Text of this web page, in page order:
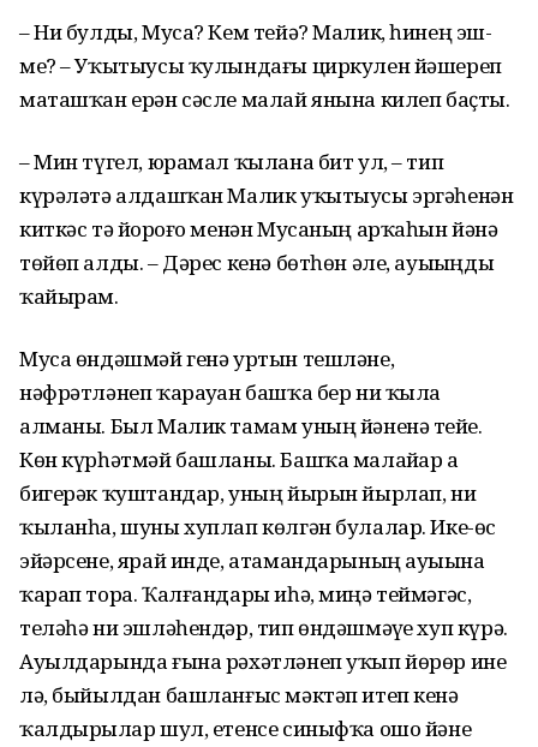
– Ни булды, Муса? Кем тейә? Малик, һинең эш­
ме? – Уҡытыусы ҡулындағы циркулен йәшереп
маташҡан ерән сәсле малай янына килеп баҫты.
– Мин түгел, юрамал ҡы­лана бит ул, – тип
күрәләтә алдаш­ҡан Малик уҡытыусы эргәһенән
киткәс тә йоҙроғо менән Мусаның арҡаһын йәнә
төйөп алды. – Дәрес кенә бөтһөн әле, ауыҙыңды
ҡайырам.
Муса өндәшмәй генә уртын тешләне,
нәфрәтләнеп ҡарауҙан башҡа бер ни ҡыла
алманы. Был Малик тамам уның йәненә тейҙе.
Көн күрһәтмәй башланы. Башҡа малайҙар ҙа
бигерәк ҡуштандар, уның йырын йырлап, ни
ҡыланһа, шуны хуплап көлгән булалар. Ике-өс
эйәрсене, ярай инде, атамандарының ауыҙына
ҡарап тора. Ҡал­ғандары иһә, миңә теймәгәс,
теләһә ни эшләһендәр, тип өндәшмәүҙе хуп күрә.
Ауылдарында ғына рәхәтләнеп уҡып йөрөр ине
лә, быйылдан башланғыс мәктәп итеп кенә
ҡалдырҙылар шул, етенсе синыфҡа ошо йәне